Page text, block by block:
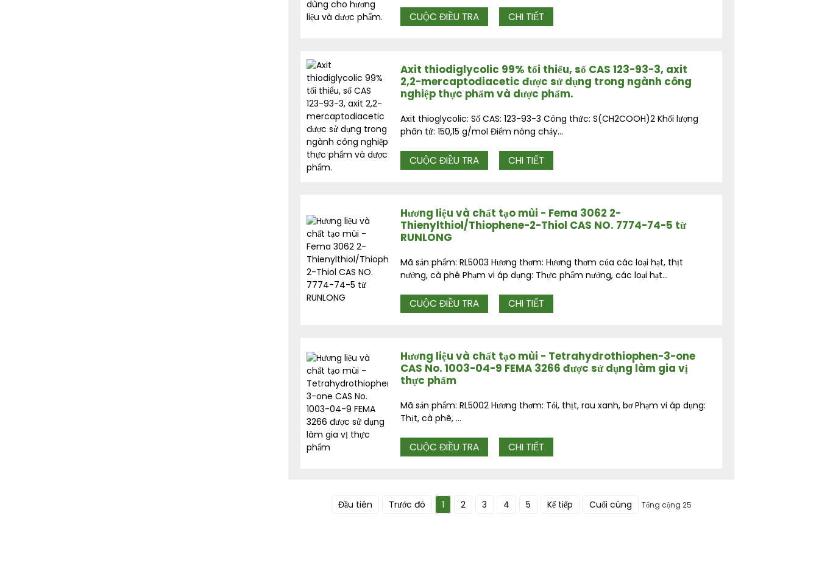
CUỘC ĐIỀU TRA CHI TIẾT
Axit thiodiglycolic 99% tối thiểu, số CAS 123-93-3, axit
2,2-mercaptodiacetic được sử dụng trong ngành công
nghiệp thực phẩm và dược phẩm.
Axit thioglycolic: Số CAS: 123-93-3 Công thức: S(CH2COOH)2 Khối lượng
phân tử: 150,15 g/mol Điểm nóng chảy...
CUỘC ĐIỀU TRA CHI TIẾT
Hương liệu và chất tạo mùi - Fema 3062 2-
Thienylthiol/Thiophene-2-Thiol CAS NO. 7774-74-5 từ
RUNLONG
Mã sản phẩm: RL5003 Hương thơm: Hương thơm của các loại hạt, thịt
nướng, cà phê Phạm vi áp dụng: Thực phẩm nướng, các loại hạt...
CUỘC ĐIỀU TRA CHI TIẾT
Hương liệu và chất tạo mùi - Tetrahydrothiophen-3-one
CAS No. 1003-04-9 FEMA 3266 được sử dụng làm gia vị
thực phẩm
Mã sản phẩm: RL5002 Hương thơm: Tỏi, thịt, rau xanh, bơ Phạm vi áp dụng:
Thịt, cà phê, ...
CUỘC ĐIỀU TRA CHI TIẾT
Đầu tiên Trước đó 1 2 3 4 5 Kế tiếp Cuối cùng Tổng cộng 25